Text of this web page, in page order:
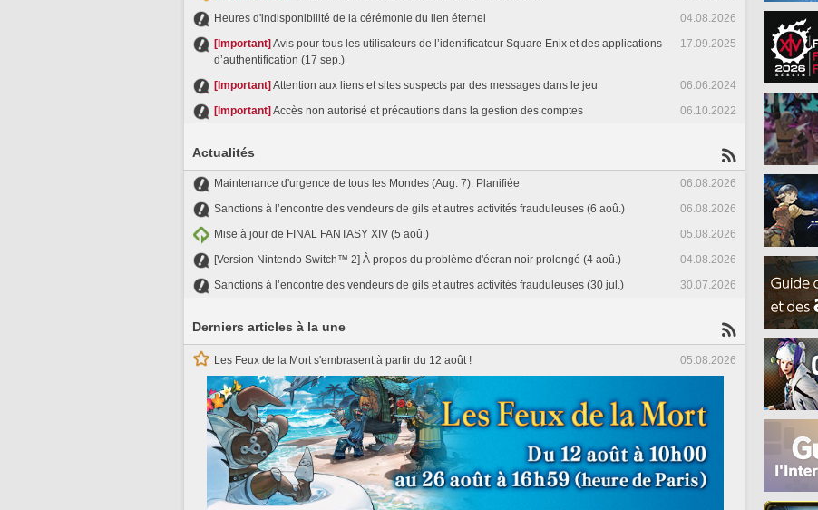
Heures d'indisponibilité de la cérémonie du lien éternel
04.08.2026
[Important] Avis pour tous les utilisateurs de l’identificateur Square Enix et des applications
d’authentification (17 sep.)
17.09.2025
[Important] Attention aux liens et sites suspects par des messages dans le jeu
06.06.2024
[Important] Accès non autorisé et précautions dans la gestion des comptes 06.10.2022
Actualités
Maintenance d'urgence de tous les Mondes (Aug. 7): Planifiée
06.08.2026
Sanctions à l’encontre des vendeurs de gils et autres activités frauduleuses (6 aoû.)
06.08.2026
Mise à jour de FINAL FANTASY XIV (5 aoû.)
05.08.2026
[Version Nintendo Switch™ 2] À propos du problème d'écran noir prolongé (4 aoû.)
04.08.2026
Sanctions à l’encontre des vendeurs de gils et autres activités frauduleuses (30 jul.)
30.07.2026
Derniers articles à la une
Les Feux de la Mort s'embrasent à partir du 12 août ! 05.08.2026